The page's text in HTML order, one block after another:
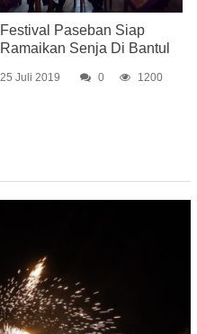
Festival Paseban Siap
Ramaikan Senja Di Bantul
25 Juli 2019 0 1200